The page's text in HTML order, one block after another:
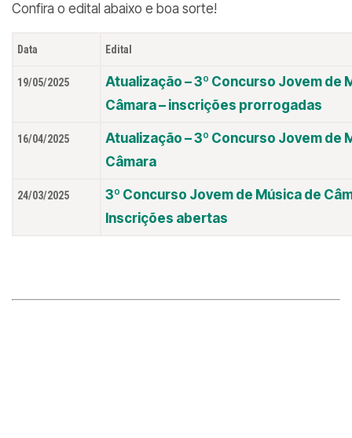
Confira o edital abaixo e boa sorte!
Data Edital
19/05/2025
Atualização – 3º Concurso Jovem de
Câmara – inscrições prorrogadas
16/04/2025
Atualização – 3º Concurso Jovem de
Câmara
24/03/2025
3º Concurso Jovem de Música de
Inscrições abertas